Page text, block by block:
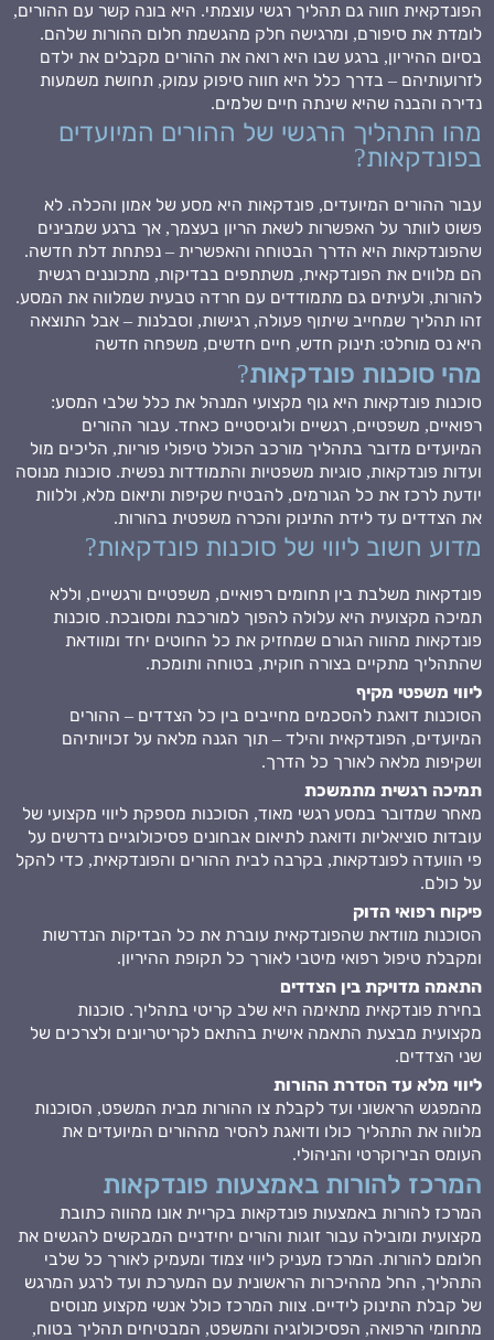
הפונדקאית חווה גם תהליך רגשי עוצמתי. היא בונה קשר עם ההורים,
לומדת את סיפורם, ומרגישה חלק מהגשמת חלום ההורות שלהם.
בסיום ההיריון, ברגע שבו היא רואה את ההורים מקבלים את ילדם
לזרועותיהם – בדרך כלל היא חווה סיפוק עמוק, תחושת משמעות
נדירה והבנה שהיא שינתה חיים שלמים.
מהו התהליך הרגשי של ההורים המיועדים
בפונדקאות?
עבור ההורים המיועדים, פונדקאות היא מסע של אמון והכלה. לא
פשוט לוותר על האפשרות לשאת הריון בעצמך, אך ברגע שמבינים
שהפונדקאות היא הדרך הבטוחה והאפשרית – נפתחת דלת חדשה.
הם מלווים את הפונדקאית, משתתפים בבדיקות, מתכוננים רגשית
להורות, ולעיתים גם מתמודדים עם חרדה טבעית שמלווה את המסע.
זהו תהליך שמחייב שיתוף פעולה, רגישות, וסבלנות – אבל התוצאה
היא נס מוחלט: תינוק חדש, חיים חדשים, משפחה חדשה
מהי סוכנות פונדקאות?
סוכנות פונדקאות היא גוף מקצועי המנהל את כלל שלבי המסע:
רפואיים, משפטיים, רגשיים ולוגיסטיים כאחד. עבור ההורים
המיועדים מדובר בתהליך מורכב הכולל טיפולי פוריות, הליכים מול
ועדות פונדקאות, סוגיות משפטיות והתמודדות נפשית. סוכנות מנוסה
יודעת לרכז את כל הגורמים, להבטיח שקיפות ותיאום מלא, וללוות
את הצדדים עד לידת התינוק והכרה משפטית בהורות.
מדוע חשוב ליווי של סוכנות פונדקאות?
פונדקאות משלבת בין תחומים רפואיים, משפטיים ורגשיים, וללא
תמיכה מקצועית היא עלולה להפוך למורכבת ומסובכת. סוכנות
פונדקאות מהווה הגורם שמחזיק את כל החוטים יחד ומוודאת
שהתהליך מתקיים בצורה חוקית, בטוחה ותומכת.
ליווי משפטי מקיף
הסוכנות דואגת להסכמים מחייבים בין כל הצדדים – ההורים
המיועדים, הפונדקאית והילד – תוך הגנה מלאה על זכויותיהם
ושקיפות מלאה לאורך כל הדרך.
תמיכה רגשית מתמשכת
מאחר שמדובר במסע רגשי מאוד, הסוכנות מספקת ליווי מקצועי של
עובדות סוציאליות ודואגת לתיאום אבחונים פסיכולוגיים נדרשים על
פי הוועדה לפונדקאות, בקרבה לבית ההורים והפונדקאית, כדי להקל
על כולם.
פיקוח רפואי הדוק
הסוכנות מוודאת שהפונדקאית עוברת את כל הבדיקות הנדרשות
ומקבלת טיפול רפואי מיטבי לאורך כל תקופת ההיריון.
התאמה מדויקת בין הצדדים
בחירת פונדקאית מתאימה היא שלב קריטי בתהליך. סוכנות
מקצועית מבצעת התאמה אישית בהתאם לקריטריונים ולצרכים של
שני הצדדים.
ליווי מלא עד הסדרת ההורות
מהמפגש הראשוני ועד לקבלת צו ההורות מבית המשפט, הסוכנות
מלווה את התהליך כולו ודואגת להסיר מההורים המיועדים את
העומס הבירוקרטי והניהולי.
המרכז להורות באמצעות פונדקאות
המרכז להורות באמצעות פונדקאות בקריית אונו מהווה כתובת
מקצועית ומובילה עבור זוגות והורים יחידניים המבקשים להגשים את
חלומם להורות. המרכז מעניק ליווי צמוד ומעמיק לאורך כל שלבי
התהליך, החל מההיכרות הראשונית עם המערכת ועד לרגע המרגש
של קבלת התינוק לידיים. צוות המרכז כולל אנשי מקצוע מנוסים
מתחומי הרפואה, הפסיכולוגיה והמשפט, המבטיחים תהליך בטוח,